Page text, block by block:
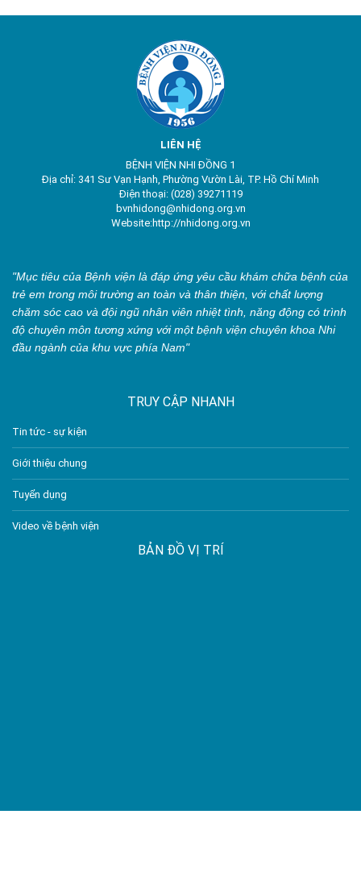
LIÊN HỆ
BỆNH VIỆN NHI ĐỒNG 1
Địa chỉ: 341 Sư Vạn Hạnh, Phường Vườn Lài, TP. Hồ Chí Minh
Điện thoại: (028) 39271119
bvnhidong@nhidong.org.vn
Website:http://nhidong.org.vn
"Mục tiêu của Bệnh viện là đáp ứng yêu cầu khám chữa bệnh của
trẻ em trong môi trường an toàn và thân thiện, với chất lượng
chăm sóc cao và đội ngũ nhân viên nhiệt tình, năng động có trình
độ chuyên môn tương xứng với một bệnh viện chuyên khoa Nhi
đầu ngành của khu vực phía Nam"
TRUY CẬP NHANH
Tin tức - sự kiện
Giới thiệu chung
Tuyển dụng
Video về bệnh viện
BẢN ĐỒ VỊ TRÍ